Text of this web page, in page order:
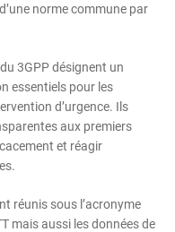
norme commune par
3GPP désignent un
essentiels pour les
d’urgence. Ils
aux premiers
et réagir
réunis sous l’acronyme
mais aussi les données de